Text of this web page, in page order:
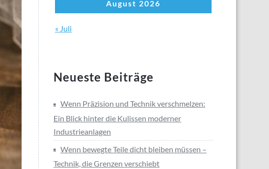
August 2026
« Juli
Neueste Beiträge
Wenn Präzision und Technik verschmelzen:
Ein Blick hinter die Kulissen moderner
Industrieanlagen
Wenn bewegte Teile dicht bleiben müssen –
Technik, die Grenzen verschiebt